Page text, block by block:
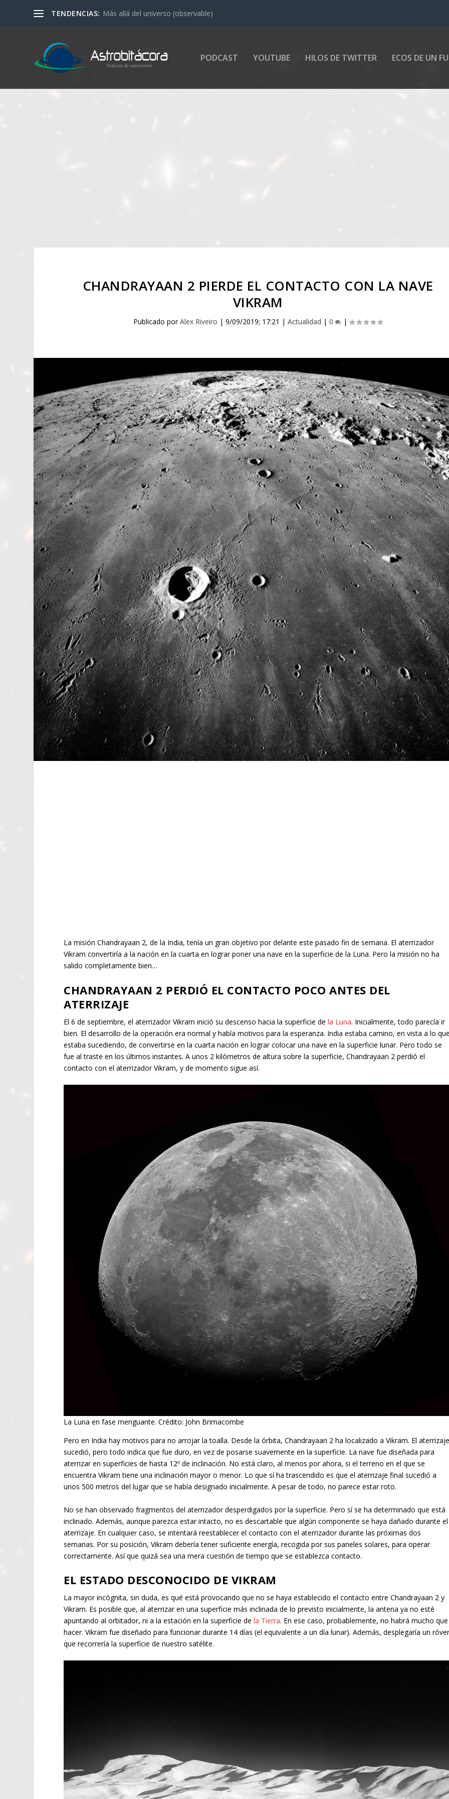
TENDENCIAS: Más allá del universo (observable)
PODCAST YOUTUBE HILOS DE TWITTER ECOS DE UN
CHANDRAYAAN 2 PIERDE EL CONTACTO CON LA NAVE
VIKRAM
Publicado porAlex Riveiro |9/09/2019; 17:21 |Actualidad |0 |
La misión Chandrayaan 2, de la India, tenía un gran objetivo por delante este pasado fin de semana. El aterrizador
Vikram convertiría a la nación en la cuarta en lograr poner una nave en la superficie de la Luna. Pero la misión no ha
salido completamente bien…
CHANDRAYAAN 2 PERDIÓ EL CONTACTO POCO ANTES DEL
ATERRIZAJE
El 6 de septiembre, el aterrizador Vikram inició su descenso hacia la superficie dela Luna. Inicialmente, todo parecía ir
bien. El desarrollo de la operación era normal y había motivos para la esperanza. India estaba camino, en vista a lo
estaba sucediendo, de convertirse en la cuarta nación en lograr colocar una nave en la superficie lunar. Pero todo se
fue al traste en los últimos instantes. A unos 2 kilómetros de altura sobre la superficie, Chandrayaan 2 perdió el
contacto con el aterrizador Vikram, y de momento sigue así.
La Luna en fase menguante. Crédito: John Brimacombe
Pero en India hay motivos para no arrojar la toalla. Desde la órbita, Chandrayaan 2 ha localizado a Vikram. El
sucedió, pero todo indica que fue duro, en vez de posarse suavemente en la superficie. La nave fue diseñada para
aterrizar en superficies de hasta 12º de inclinación. No está claro, al menos por ahora, si el terreno en el que se
encuentra Vikram tiene una inclinación mayor o menor. Lo que sí ha trascendido es que el aterrizaje final sucedió a
unos 500 metros del lugar que se había designado inicialmente. A pesar de todo, no parece estar roto.
No se han observado fragmentos del aterrizador desperdigados por la superficie. Pero sí se ha determinado que está
inclinado. Además, aunque parezca estar intacto, no es descartable que algún componente se haya dañado durante el
aterrizaje. En cualquier caso, se intentará reestablecer el contacto con el aterrizador durante las próximas dos
semanas. Por su posición, Vikram debería tener suficiente energía, recogida por sus paneles solares, para operar
correctamente. Así que quizá sea una mera cuestión de tiempo que se establezca contacto.
EL ESTADO DESCONOCIDO DE VIKRAM
La mayor incógnita, sin duda, es qué está provocando que no se haya establecido el contacto entre Chandrayaan 2 y
Vikram. Es posible que, al aterrizar en una superficie más inclinada de lo previsto inicialmente, la antena ya no esté
apuntando al orbitador, ni a la estación en la superficie dela Tierra. En ese caso, probablemente, no habrá mucho que
hacer. Vikram fue diseñado para funcionar durante 14 días (el equivalente a un día lunar). Además, desplegaría un
que recorrería la superficie de nuestro satélite.